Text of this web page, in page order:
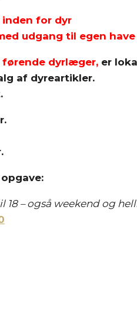
for dyr
udgang til egen have
førende dyrlæger, er
af dyreartikler.
18 – også weekend og